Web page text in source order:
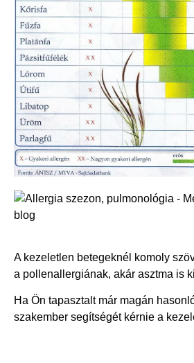
A kezeletlen betegeknél komoly
a pollenallergiának, akár asztma is
Ha Ön tapasztalt már magán
szakember segítségét kérnie a